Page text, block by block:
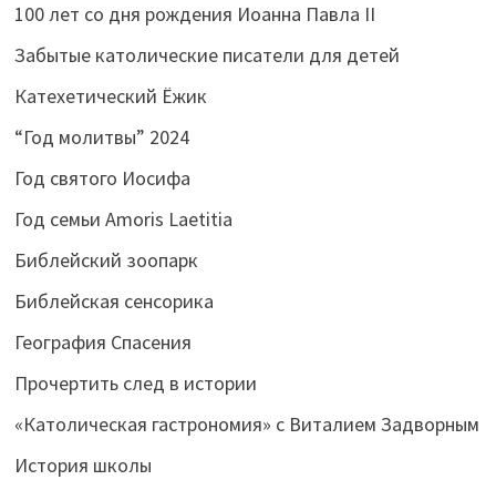
100 лет со дня рождения Иоанна Павла II
Забытые католические писатели для детей
Катехетический Ёжик
“Год молитвы” 2024
Год святого Иосифа
Год семьи Amoris Laetitia
Библейский зоопарк
Библейская сенсорика
География Спасения
Прочертить след в истории
«Католическая гастрономия» с Виталием Задворным
История школы